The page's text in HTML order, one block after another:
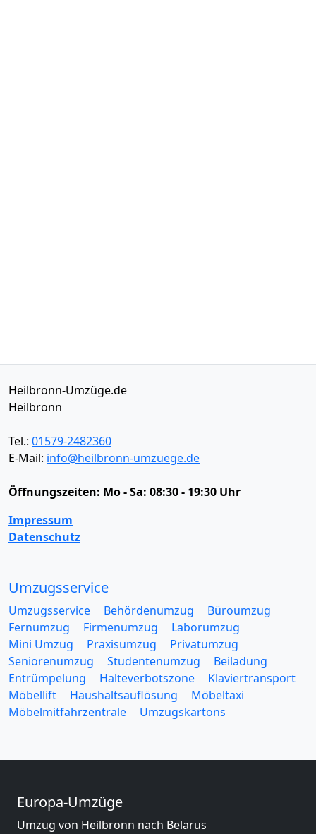
Heilbronn-Umzüge.de
Heilbronn
Tel.: 01579-2482360
E-Mail: info@heilbronn-umzuege.de
Öffnungszeiten: Mo - Sa: 08:30 - 19:30 Uhr
Impressum
Datenschutz
Umzugsservice
Umzugsservice Behördenumzug
Büroumzug
Fernumzug
Firmenumzug
Laborumzug
Mini Umzug
Praxisumzug
Privatumzug
Seniorenumzug
Studentenumzug
Beiladung
Entrümpelung
Halteverbotszone
Klaviertransport
Möbellift
Haushaltsauflösung
Möbeltaxi
Möbelmitfahrzentrale
Umzugskartons
Europa-Umzüge
Umzug von Heilbronn nach Belarus